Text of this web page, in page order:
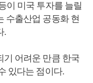
이 미국 투자를 늘릴
수출산업 공동화 현
.
기 어려운 만큼 한국
있다는 점이다.